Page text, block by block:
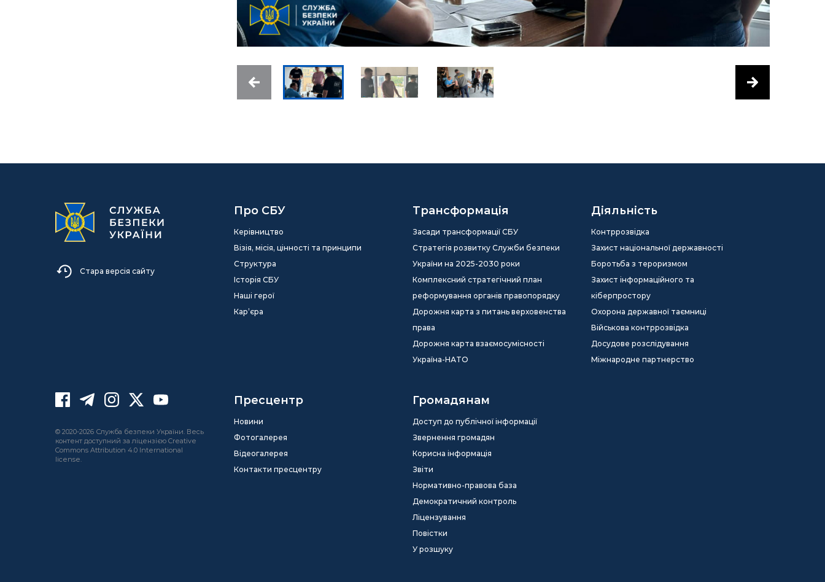
Стара версія сайту
Про СБУ
Керівництво
Візія, місія, цінності та принципи
Структура
Історія СБУ
Наші герої
Кар’єра
Трансформація
Засади трансформації СБУ
Стратегія розвитку Служби безпеки
України на 2025-2030 роки
Комплексний стратегічний план
реформування органів правопорядку
Дорожня карта з питань верховенства
права
Дорожня карта взаємосумісності
Україна-НАТО
Діяльність
Контррозвідка
Захист національної державності
Боротьба з тероризмом
Захист інформаційного та
кіберпростору
Охорона державної таємниці
Військова контррозвідка
Досудове розслідування
Міжнародне партнерство
Пресцентр
Новини
Фотогалерея
Відеогалерея
Контакти пресцентру
Громадянам
Доступ до публічної інформації
Звернення громадян
Корисна інформація
Звіти
Нормативно-правова база
Демократичний контроль
Ліцензування
Повістки
У розшуку
© 2020-2026 Служба безпеки України. Весь
контент доступний за ліцензією Creative
Commons Attribution 4.0 International
license.